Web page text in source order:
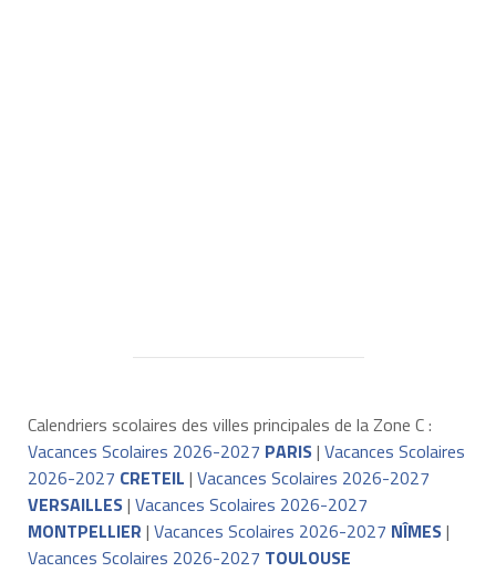
Calendriers scolaires des villes principales de la Zone C :
Vacances Scolaires 2026-2027 PARIS| Vacances Scolaires
2026-2027 CRETEIL | Vacances Scolaires 2026-2027
VERSAILLES| Vacances Scolaires 2026-2027
MONTPELLIER | Vacances Scolaires 2026-2027 NÎMES|
Vacances Scolaires 2026-2027 TOULOUSE